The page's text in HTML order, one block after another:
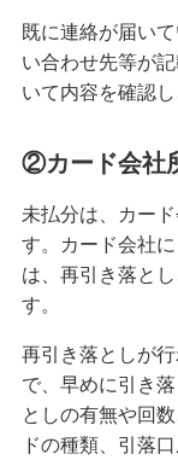
クレジット
える基本フ
を高める方
海外旅行に
ぶポイント
【初心者必
メリット、
既に連絡が届い
い合わせ先等が
いて内容を確認
②カード会社
未払分は、カー
す。カード会社
は、再引き落と
す。
再引き落としが
で、早めに引き
としの有無や回
ドの種類、引落